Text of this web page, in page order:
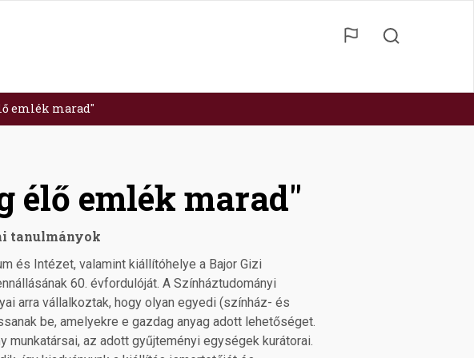
emlék marad"
élő emlék marad"
tanulmányok
és Intézet, valamint kiállítóhelye a Bajor Gizi
60. évfordulóját. A Színháztudományi
arra vállalkoztak, hogy olyan egyedi (színház- és
be, amelyekre e gazdag anyag adott lehetőséget.
munkatársai, az adott gyűjteményi egységek kurátorai.